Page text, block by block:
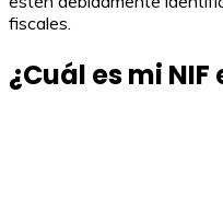
fiscales.
¿Cuál es mi NIF